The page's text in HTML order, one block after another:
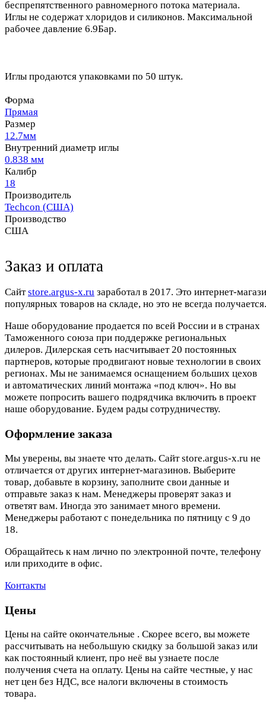
беспрепятственного равномерного потока материала.
Иглы не содержат хлоридов и силиконов. Максимальной
рабочее давление 6.9Бар.
Иглы продаются упаковками по 50 штук.
Форма
Прямая
Размер
12.7мм
Внутренний диаметр иглы
0.838 мм
Калибр
18
Производитель
Techcon (США)
Производство
США
Заказ и оплата
Cайтstore.argus-x.ru заработал в 2017. Это интернет-
популярных товаров на складе, но это не всегда
Наше оборудование продается по всей России и в странах
Таможенного союза при поддержке региональных
дилеров. Дилерская сеть насчитывает 20 постоянных
партнеров, которые продвигают новые технологии в своих
регионах. Мы не занимаемся оснащением больших цехов
и автоматических линий монтажа «под ключ». Но вы
можете попросить вашего подрядчика включить в проект
наше оборудование. Будем рады сотрудничеству.
Оформление заказа
Мы уверены, вы знаете что делать. Сайт store.argus-x.ru не
отличается от других интернет-магазинов. Выберите
товар, добавьте в корзину, заполните свои данные и
отправьте заказ к нам. Менеджеры проверят заказ и
ответят вам. Иногда это занимает много времени.
Менеджеры работают с понедельника по пятницу с 9 до
18.
Обращайтесь к нам лично по электронной почте, телефону
или приходите в офис.
Контакты
Цены
Цены на сайте окончательные . Скорее всего, вы можете
рассчитывать на небольшую скидку за большой заказ или
как постоянный клиент, про неё вы узнаете после
получения счета на оплату. Цены на сайте честные, у нас
нет цен без НДС, все налоги включены в стоимость
товара.